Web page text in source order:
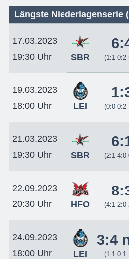
Längste Niederlagenserie
17.03.2023
19:30 Uhr
SBR (1:1 0:2
19.03.2023
18:00 Uhr
LEI (0:0 0:2
21.03.2023
19:30 Uhr
SBR (2:1 4:0
22.09.2023
20:30 Uhr
HFO (4:1 2:0
24.09.2023
18:00 Uhr
LEI
3:4
(1:1 0:1